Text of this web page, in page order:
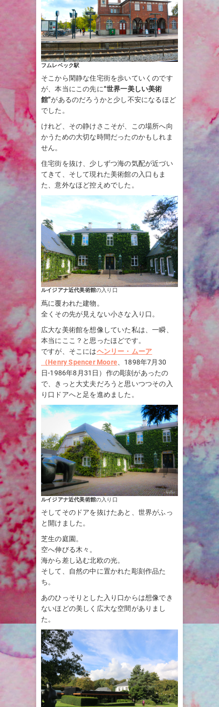
フムレベック駅
そこから閑静な住宅街を歩いていくのです
が、本当にこの先に“世界一美しい美術
館”があるのだろうかと少し不安になるほど
でした。
けれど、その静けさこそが、この場所へ向
かうための大切な時間だったのかもしれま
せん。
住宅街を抜け、少しずつ海の気配が近づい
てきて、そして現れた美術館の入口もま
た、意外なほど控えめでした。
ルイジアナ近代美術館の入り口
蔦に覆われた建物。
全くその先が見えない小さな入り口。
広大な美術館を想像していた私は、一瞬、
本当にここ？と思ったほどです。
ですが、そこにはヘンリー・ムーア
（Henry Spencer Moore 、1898年7月30
日-1986年8月31日）作の彫刻があったの
で、きっと大丈夫だろうと思いつつその入
り口ドアへと足を進めました。
ルイジアナ近代美術館の入り口
そしてそのドアを抜けたあと、世界がふっ
と開けました。
芝生の庭園。
空へ伸びる木々。
海から差し込む北欧の光。
そして、自然の中に置かれた彫刻作品た
ち。
あのひっそりとした入り口からは想像でき
ないほどの美しく広大な空間がありまし
た。